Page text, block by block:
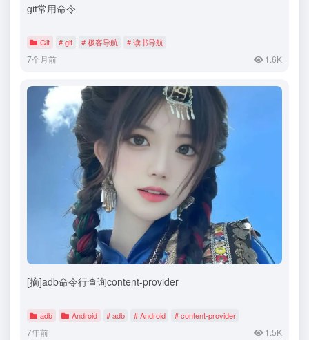
git常用命令
Git # git # 极客导航 # 读书导航
7个月前 1.6K
[摘]adb命令行查询content-provider
adb Android # adb # Android # content-provider
7年前 1.5K